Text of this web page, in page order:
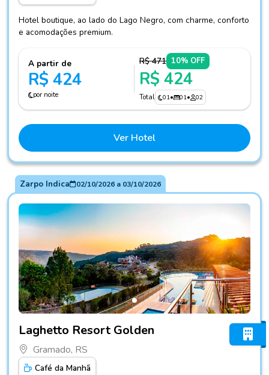
Hotel boutique, ao lado do Lago Negro, com charme, conforto
e acomodações premium.
A partir de
R$ 424
por noite
R$ 471 10% OFF
R$ 424
Total 01• 01• 02
Ver Hotel
Zarpo Indica 02/10/2026a 03/10/2026
Laghetto Resort Golden
Gramado, RS
Café da Manhã